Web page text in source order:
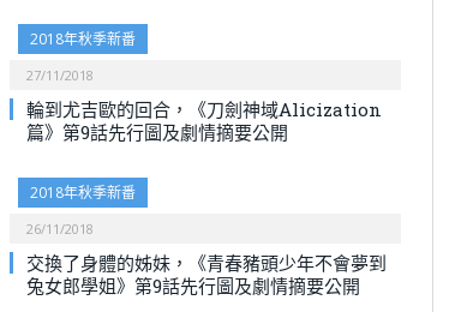
2018年秋季新番
27/11/2018
輪到尤吉歐的回合，《刀劍神域Alicization
篇》第9話先行圖及劇情摘要公開
2018年秋季新番
26/11/2018
交換了身體的姊妹，《青春豬頭少年不會夢到
兔女郎學姐》第9話先行圖及劇情摘要公開